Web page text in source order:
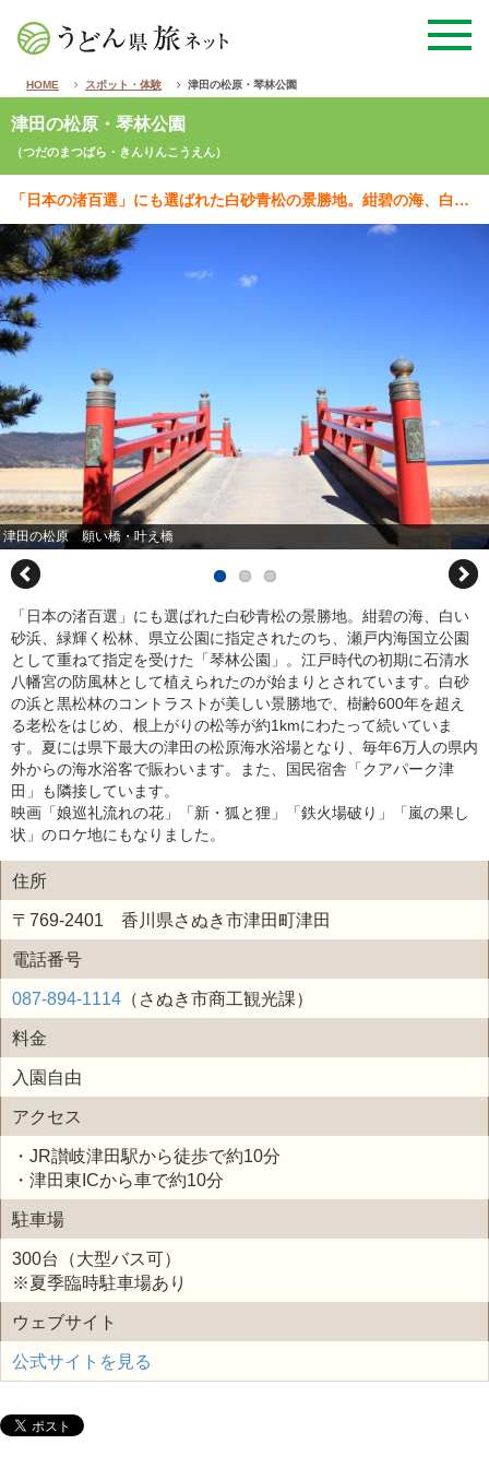
HOME スポット・体験 津田の松原・琴林公園
津田の松原・琴林公園
（つだのまつばら・きんりんこうえん）
「日本の渚百選」にも選ばれた白砂青松の景勝地。紺碧の海、白い砂浜、緑輝く松林、県立公園に指定されたの…
津田の松原 願い橋・叶え橋
「日本の渚百選」にも選ばれた白砂青松の景勝地。紺碧の海、白い
砂浜、緑輝く松林、県立公園に指定されたのち、瀬戸内海国立公園
として重ねて指定を受けた「琴林公園」。江戸時代の初期に石清水
八幡宮の防風林として植えられたのが始まりとされています。白砂
の浜と黒松林のコントラストが美しい景勝地で、樹齢600年を超え
る老松をはじめ、根上がりの松等が約1kmにわたって続いていま
す。夏には県下最大の津田の松原海水浴場となり、毎年6万人の県内
外からの海水浴客で賑わいます。また、国民宿舎「クアパーク津
田」も隣接しています。
映画「娘巡礼流れの花」「新・狐と狸」「鉄火場破り」「嵐の果し
状」のロケ地にもなりました。
住所
〒769-2401 香川県さぬき市津田町津田
電話番号
087-894-1114 （さぬき市商工観光課）
料金
入園自由
アクセス
・JR讃岐津田駅から徒歩で約10分
・津田東ICから車で約10分
駐車場
300台（大型バス可）
※夏季臨時駐車場あり
ウェブサイト
公式サイトを見る